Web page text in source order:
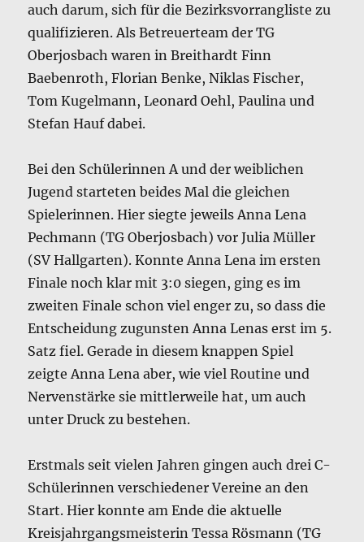
auch darum, sich für die Bezirksvorrangliste zu
qualifizieren. Als Betreuerteam der TG
Oberjosbach waren in Breithardt Finn
Baebenroth, Florian Benke, Niklas Fischer,
Tom Kugelmann, Leonard Oehl, Paulina und
Stefan Hauf dabei.
Bei den Schülerinnen A und der weiblichen
Jugend starteten beides Mal die gleichen
Spielerinnen. Hier siegte jeweils Anna Lena
Pechmann (TG Oberjosbach) vor Julia Müller
(SV Hallgarten). Konnte Anna Lena im ersten
Finale noch klar mit 3:0 siegen, ging es im
zweiten Finale schon viel enger zu, so dass die
Entscheidung zugunsten Anna Lenas erst im 5.
Satz fiel. Gerade in diesem knappen Spiel
zeigte Anna Lena aber, wie viel Routine und
Nervenstärke sie mittlerweile hat, um auch
unter Druck zu bestehen.
Erstmals seit vielen Jahren gingen auch drei C-
Schülerinnen verschiedener Vereine an den
Start. Hier konnte am Ende die aktuelle
Kreisjahrgangsmeisterin Tessa Rösmann (TG